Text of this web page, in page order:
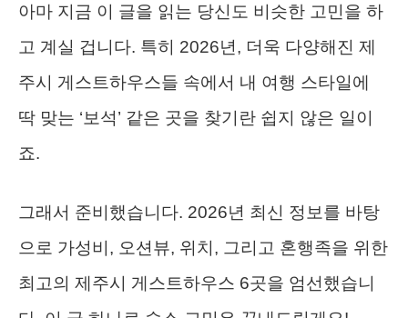
아마 지금 이 글을 읽는 당신도 비슷한 고민을 하
고 계실 겁니다. 특히 2026년, 더욱 다양해진 제
주시 게스트하우스들 속에서 내 여행 스타일에
딱 맞는 ‘보석’ 같은 곳을 찾기란 쉽지 않은 일이
죠.
그래서 준비했습니다. 2026년 최신 정보를 바탕
으로 가성비, 오션뷰, 위치, 그리고 혼행족을 위한
최고의 제주시 게스트하우스 6곳을 엄선했습니